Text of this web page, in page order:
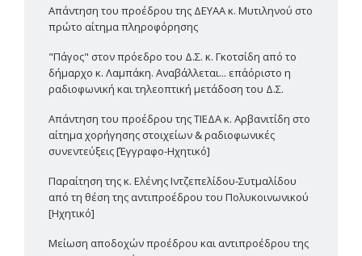
Απάντηση του προέδρου της ΔΕΥΑΑ κ. Μυτιληνού στο
πρώτο αίτημα πληροφόρησης
"Πάγος" στον πρόεδρο του Δ.Σ. κ. Γκοτσίδη από το
δήμαρχο κ. Λαμπάκη. Αναβάλλεται... επ΄αόριστο η
ραδιοφωνική και τηλεοπτική μετάδοση του Δ.Σ.
Απάντηση του προέδρου της ΤΙΕΔΑ κ. Αρβανιτίδη στο
αίτημα χορήγησης στοιχείων & ραδιοφωνικές
συνεντεύξεις [Έγγραφο-Ηχητικό]
Παραίτηση της κ. Ελένης Ιντζεπελίδου-Συτμαλίδου
από τη θέση της αντιπροέδρου του Πολυκοινωνικού
[Ηχητικό]
Μείωση αποδοχών προέδρου και αντιπροέδρου της